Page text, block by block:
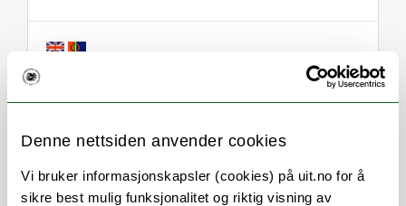
Denne nettsiden anvender cookies
Vi bruker informasjonskapsler (cookies) på uit.no for å
sikre best mulig funksjonalitet og riktig visning av